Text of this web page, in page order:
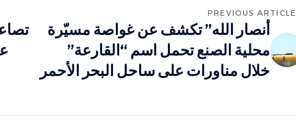
PREVIOUS ARTICLE
أنصار الله” تكشف عن غواصة مسيّرة
محلية الصنع تحمل اسم “القارعة”
خلال مناورات على ساحل البحر الأحمر